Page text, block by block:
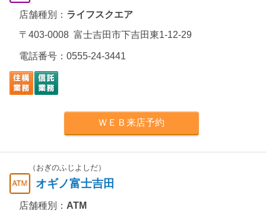
店舗種別： ライフスクエア
〒403-0008 富士吉田市下吉田東1-12-29
電話番号： 0555-24-3441
ＷＥＢ来店予約
（おぎのふじよしだ）
オギノ富士吉田
店舗種別： ATM